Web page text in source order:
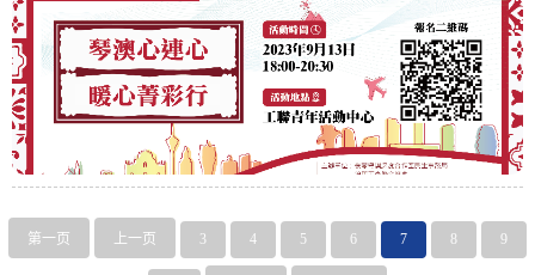
第一页 上一页 3 4 5 6 7 8 9